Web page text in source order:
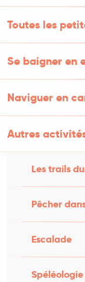
Toutes les
Se baigner en
Naviguer en
Autres
Les trails
Pêcher
Escalade
Spéléologie
DU
de tester
de suite.